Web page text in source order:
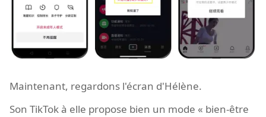
Maintenant, regardons l'écran d'Hélène.
Son TikTok à elle propose bien un mode « bien-être